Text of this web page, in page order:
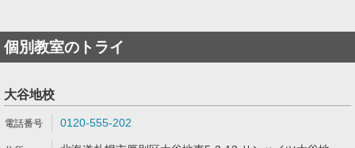
個別教室のトライ
大谷地校
0120-555-202